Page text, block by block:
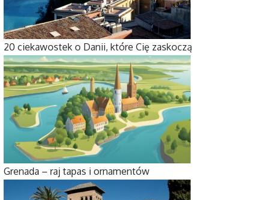
20 ciekawostek o Danii, które Cię zaskoczą
Grenada – raj tapas i ornamentów